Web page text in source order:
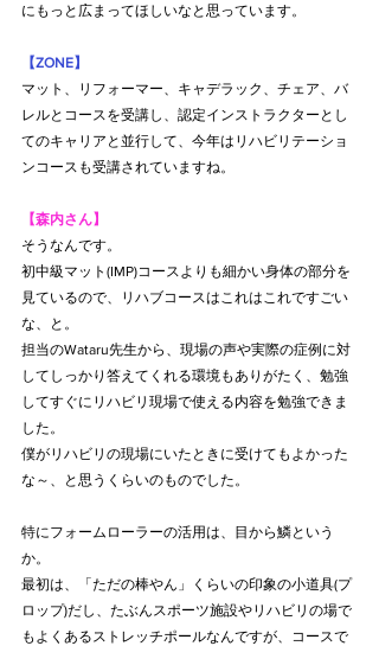
にもっと広まってほしいなと思っています。
【ZONE】
マット、リフォーマー、キャデラック、チェア、バ
レルとコースを受講し、認定インストラクターとし
てのキャリアと並行して、今年はリハビリテーショ
ンコースも受講されていますね。
【森内さん】
そうなんです。
初中級マット(IMP)コースよりも細かい身体の部分を
見ているので、リハブコースはこれはこれですごい
な、と。
担当のWataru先生から、現場の声や実際の症例に対
してしっかり答えてくれる環境もありがたく、勉強
してすぐにリハビリ現場で使える内容を勉強できま
した。
僕がリハビリの現場にいたときに受けてもよかった
な～、と思うくらいのものでした。
特にフォームローラーの活用は、目から鱗という
か。
最初は、「ただの棒やん」くらいの印象の小道具(プ
ロップ)だし、たぶんスポーツ施設やリハビリの場で
もよくあるストレッチポールなんですが、コースで